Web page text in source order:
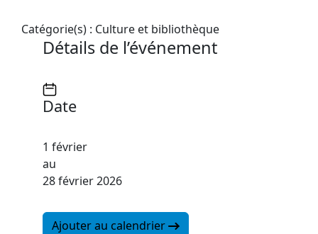
Catégorie(s) : Culture et bibliothèque
Détails de l’événement
Date
1 février
au
28 février 2026
Ajouter au calendrier